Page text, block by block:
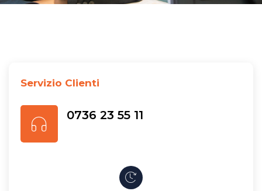
Servizio Clienti
0736 23 55 11